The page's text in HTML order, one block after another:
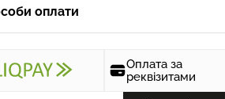
оплати
Оплата за
реквізитами